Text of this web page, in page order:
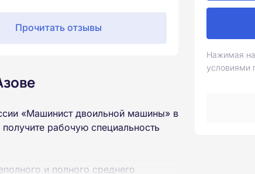
Прочитать отзывы
«Машинист двоильной машины» в
рабочую специальность
и полного среднего
Нажимая на
условиями